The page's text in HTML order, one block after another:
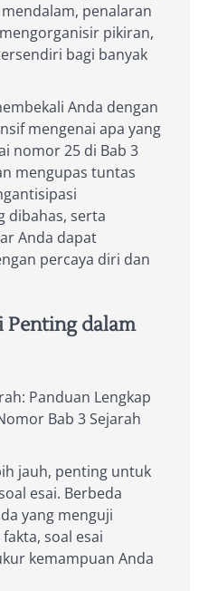
penalaran
pikiran,
bagi banyak
Anda dengan
mengenai apa yang
nomor 25 di Bab 3
mengupas tuntas
dibahas, serta
Anda dapat
percaya diri dan
Penting dalam
jauh, penting untuk
esai. Berbeda
yang menguji
soal esai
kemampuan Anda